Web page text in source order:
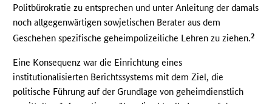
Politbürokratie zu entsprechen und unter Anleitung der damals
noch allgegenwärtigen sowjetischen Berater aus dem
Geschehen spezifische geheimpolizeiliche Lehren zu ziehen.2
Eine Konsequenz war die Einrichtung eines
institutionalisierten Berichtssystems mit dem Ziel, die
politische Führung auf der Grundlage von geheimdienstlich